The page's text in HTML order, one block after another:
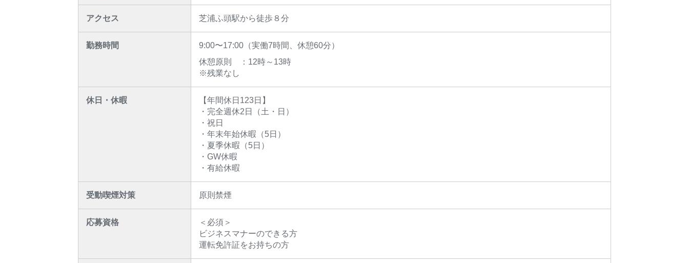
アクセス 芝浦ふ頭駅から徒歩８分
勤務時間
9:00〜17:00（実働7時間、休憩60分）
休憩原則 ：12時～13時
※残業なし
休日・休暇
【年間休日123日】
・完全週休2日（土・日）
・祝日
・年末年始休暇（5日）
・夏季休暇（5日）
・GW休暇
・有給休暇
受動喫煙対策 原則禁煙
応募資格
＜必須＞
ビジネスマナーのできる方
運転免許証をお持ちの方